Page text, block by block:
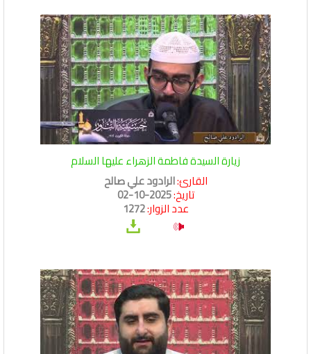
زيارة السيدة فاطمة الزهراء عليها السلام
القارئ:الرادود علي صالح
تاريخ:2025-10-02
عدد الزوار:1272